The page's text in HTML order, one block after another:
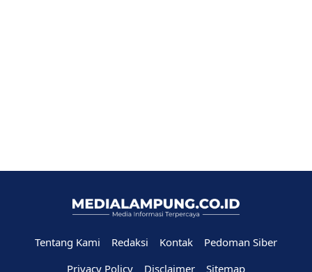
Tentang Kami Redaksi Kontak
Pedoman Siber
Privacy Policy
Disclaimer Sitemap